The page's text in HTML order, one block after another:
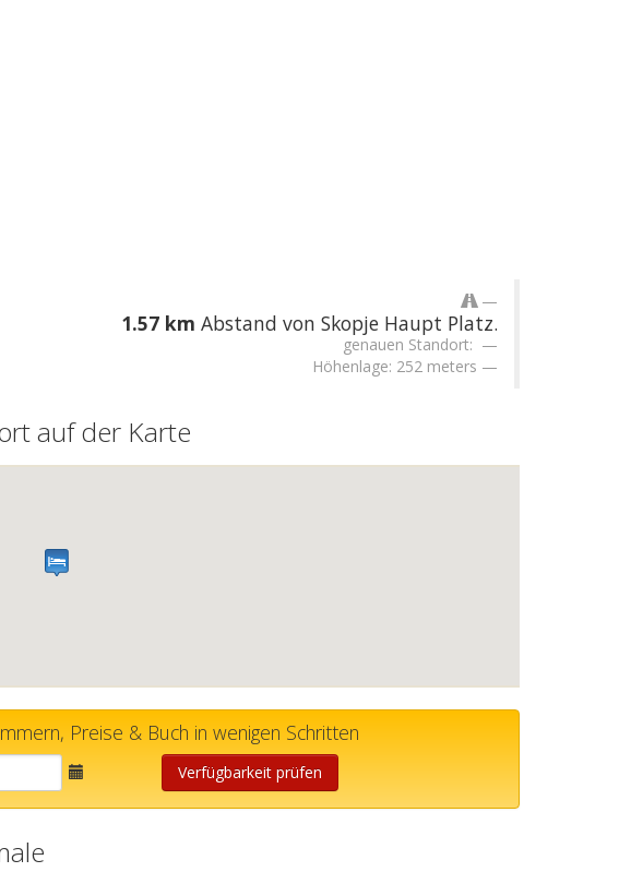
1.57 km Abstand von Skopje Haupt Platz.
genauen Standort:
Höhenlage: 252 meters
auf der Karte
Preise & Buch in wenigen Schritten
E-
mail
Verfügbarkeit prüfen